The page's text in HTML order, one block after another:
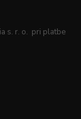
s. r. o. pri platbe